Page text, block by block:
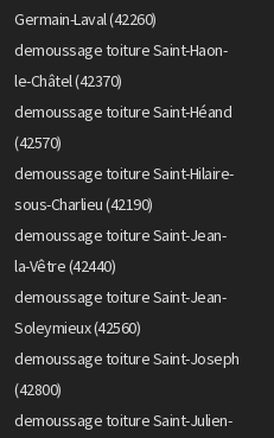
Germain-Laval (42260)
demoussage toiture Saint-Haon-
le-Châtel (42370)
demoussage toiture Saint-Héand
(42570)
demoussage toiture Saint-Hilaire-
sous-Charlieu (42190)
demoussage toiture Saint-Jean-
la-Vêtre (42440)
demoussage toiture Saint-Jean-
Soleymieux (42560)
demoussage toiture Saint-Joseph
(42800)
demoussage toiture Saint-Julien-